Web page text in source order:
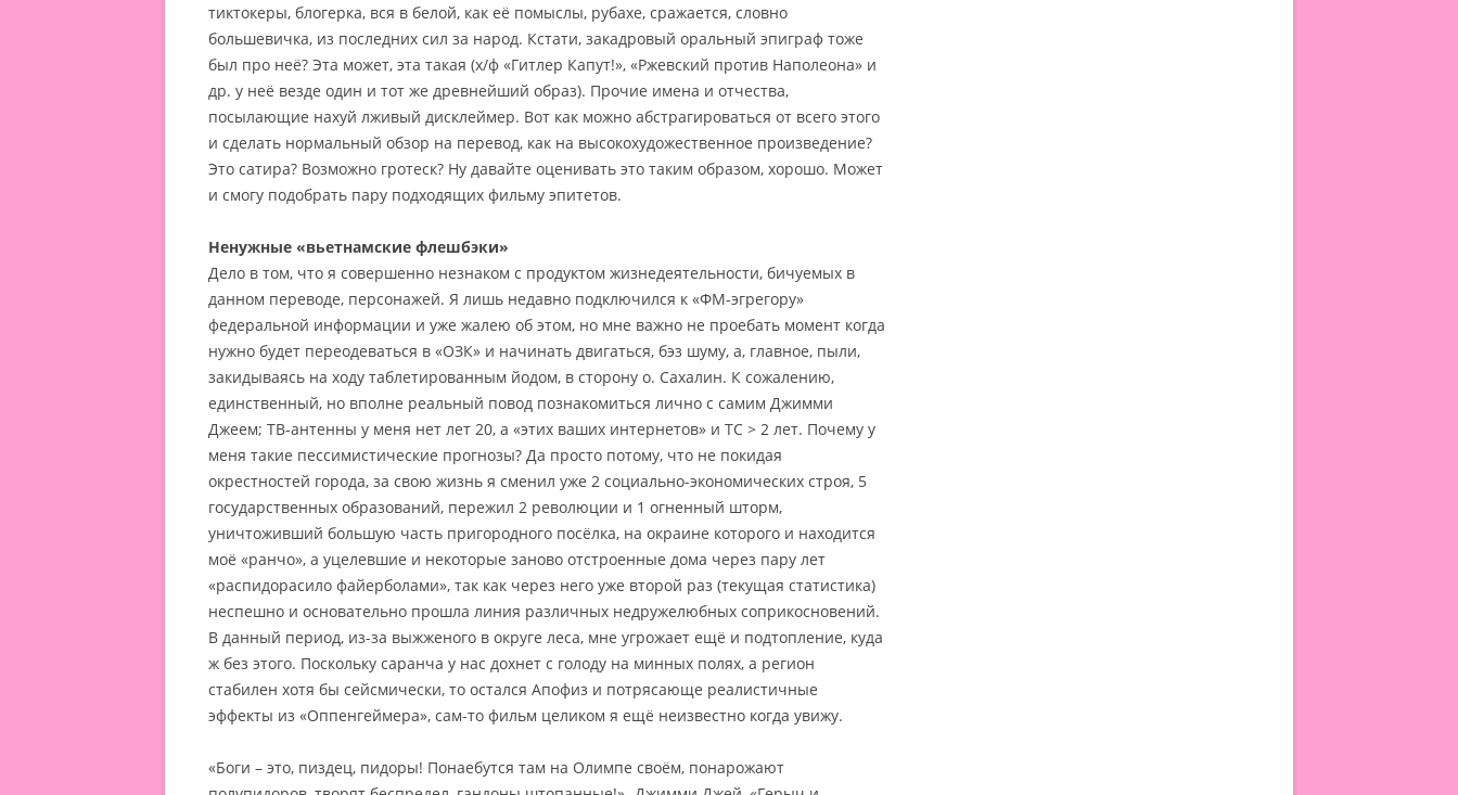
тиктокеры, блогерка, вся в белой, как её помыслы, рубахе, сражается, словно
большевичка, из последних сил за народ. Кстати, закадровый оральный эпиграф тоже
был про неё? Эта может, эта такая (х/ф «Гитлер Капут!», «Ржевский против Наполеона» и
др. у неё везде один и тот же древнейший образ). Прочие имена и отчества,
посылающие нахуй лживый дисклеймер. Вот как можно абстрагироваться от всего этого
и сделать нормальный обзор на перевод, как на высокохудожественное произведение?
Это сатира? Возможно гротеск? Ну давайте оценивать это таким образом, хорошо. Может
и смогу подобрать пару подходящих фильму эпитетов.
Ненужные «вьетнамские флешбэки»
Дело в том, что я совершенно незнаком с продуктом жизнедеятельности, бичуемых в
данном переводе, персонажей. Я лишь недавно подключился к «ФМ-эгрегору»
федеральной информации и уже жалею об этом, но мне важно не проебать момент когда
нужно будет переодеваться в «ОЗК» и начинать двигаться, бэз шуму, а, главное, пыли,
закидываясь на ходу таблетированным йодом, в сторону о. Сахалин. К сожалению,
единственный, но вполне реальный повод познакомиться лично с самим Джимми
Джеем; ТВ-антенны у меня нет лет 20, а «этих ваших интернетов» и ТС > 2 лет. Почему у
меня такие пессимистические прогнозы? Да просто потому, что не покидая
окрестностей города, за свою жизнь я сменил уже 2 социально-экономических строя, 5
государственных образований, пережил 2 революции и 1 огненный шторм,
уничтоживший большую часть пригородного посёлка, на окраине которого и находится
моё «ранчо», а уцелевшие и некоторые заново отстроенные дома через пару лет
«распидорасило файерболами», так как через него уже второй раз (текущая статистика)
неспешно и основательно прошла линия различных недружелюбных соприкосновений.
В данный период, из-за выжженого в округе леса, мне угрожает ещё и подтопление, куда
ж без этого. Поскольку саранча у нас дохнет с голоду на минных полях, а регион
стабилен хотя бы сейсмически, то остался Апофиз и потрясающе реалистичные
эффекты из «Оппенгеймера», сам-то фильм целиком я ещё неизвестно когда увижу.
«Боги – это, пиздец, пидоры! Понаебутся там на Олимпе своём, понарожают